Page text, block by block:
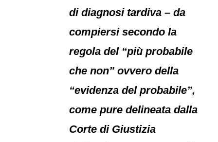
di diagnosi tardiva – da
compiersi secondo la
regola del “più probabile
che non” ovvero della
“evidenza del probabile”,
come pure delineata dalla
Corte di Giustizia